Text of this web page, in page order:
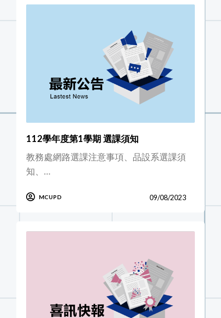
112學年度第1學期 選課須知
教務處網路選課注意事項、品設系選課須
知、…
MCUPD 09/08/2023